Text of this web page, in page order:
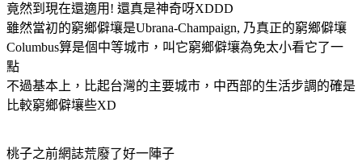
竟然到現在還適用! 還真是神奇呀XDDD
雖然當初的窮鄉僻壤是Ubrana-Champaign, 乃真正的窮鄉僻壤
Columbus算是個中等城市，叫它窮鄉僻壤為免太小看它了一
點
不過基本上，比起台灣的主要城市，中西部的生活步調的確是
比較窮鄉僻壤些XD
桃子之前網誌荒廢了好一陣子